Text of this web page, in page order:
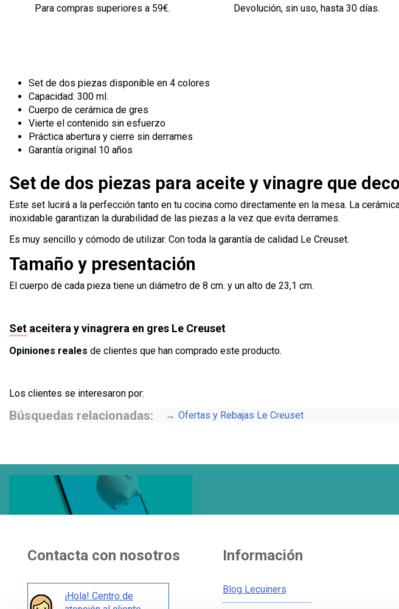
Para compras superiores a 59€. Devolución, sin uso, hasta 30 días.
Set de dos piezas disponible en 4 colores
Capacidad: 300 ml.
Cuerpo de cerámica de gres
Vierte el contenido sin esfuerzo
Práctica abertura y cierre sin derrames
Garantía original 10 años
Set de dos piezas para aceite y vinagre que
Este set lucirá a la perfección tanto en tu cocina como directamente en la mesa. La
inoxidable garantizan la durabilidad de las piezas a la vez que evita derrames.
Es muy sencillo y cómodo de utilizar. Con toda la garantía de calidad Le Creuset.
Tamaño y presentación
El cuerpo de cada pieza tiene un diámetro de 8 cm. y un alto de 23,1 cm.
Set aceitera y vinagrera en gres Le Creuset
Opiniones reales de clientes que han comprado este producto.
Los clientes se interesaron por:
Búsquedas relacionadas: Ofertas y Rebajas Le Creuset
Contacta con nosotros
¡Hola! Centro de
Información
Blog Lecuiners